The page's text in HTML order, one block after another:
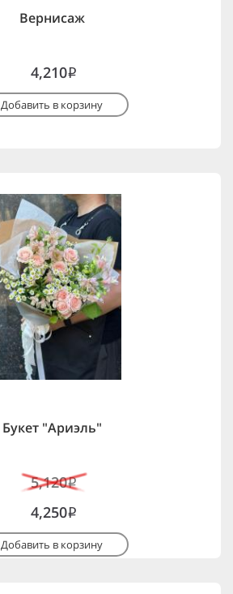
Вернисаж
4,210i
Добавить в корзину
Букет "Ариэль"
5,120i
4,250i
Добавить в корзину